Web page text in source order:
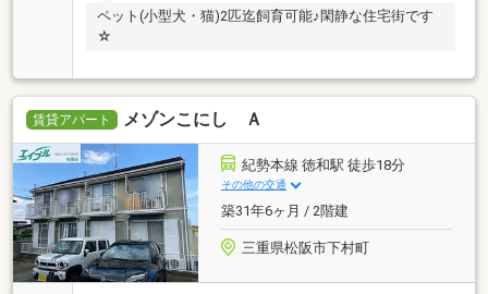
ペット(小型犬・猫)2匹迄飼育可能♪閑静な住宅街です
☆
賃貸アパート メゾンこにし Ａ
紀勢本線 徳和駅 徒歩18分
その他の交通
築31年6ヶ月 / 2階建
三重県松阪市下村町